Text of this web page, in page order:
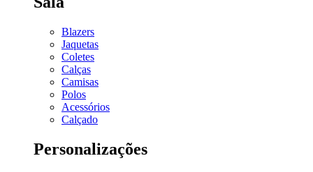
Blazers
Jaquetas
Coletes
Calças
Camisas
Polos
Acessórios
Calçado
Personalizações